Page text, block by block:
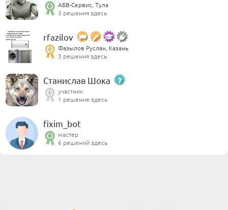
АБВ-Сервис, Тула
3 решения здесь
rfazilov
Фазылов Руслан, Казань
3 решения здесь
Станислав Шока
участник
1 решение здесь
fixim_bot
мастер
6 решений здесь